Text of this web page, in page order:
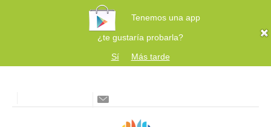
Tenemos una app
¿te gustaría probarla?
Sí
Más tarde